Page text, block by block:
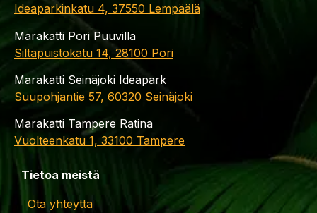
Ideaparkinkatu 4, 37550 Lempäälä
Marakatti Pori Puuvilla
Siltapuistokatu 14, 28100 Pori
Marakatti Seinäjoki Ideapark
Suupohjantie 57, 60320 Seinäjoki
Marakatti Tampere Ratina
Vuolteenkatu 1, 33100 Tampere
Tietoa meistä
Ota yhteyttä